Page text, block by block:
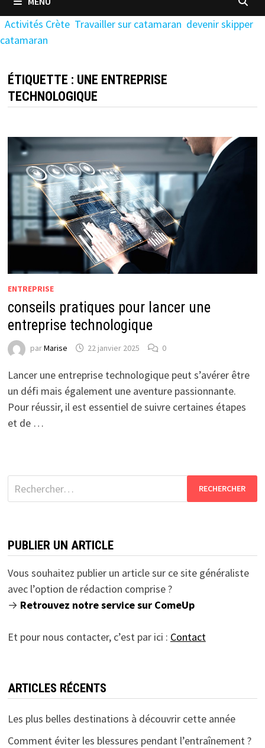
Activités Crète Travailler sur catamaran devenir skipper
catamaran
ÉTIQUETTE : UNE ENTREPRISE
TECHNOLOGIQUE
ENTREPRISE
conseils pratiques pour lancer une
entreprise technologique
parMarise 22 janvier 2025 0
Lancer une entreprise technologique peut s’avérer être
un défi mais également une aventure passionnante.
Pour réussir, il est essentiel de suivre certaines étapes
et de …
Rechercher :
PUBLIER UN ARTICLE
Vous souhaitez publier un article sur ce site généraliste
avec l’option de rédaction comprise ?
→ Retrouvez notre service sur ComeUp
Et pour nous contacter, c’est par ici : Contact
ARTICLES RÉCENTS
Les plus belles destinations à découvrir cette année
Comment éviter les blessures pendant l’entraînement ?